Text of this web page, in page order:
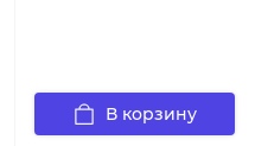
В корзину